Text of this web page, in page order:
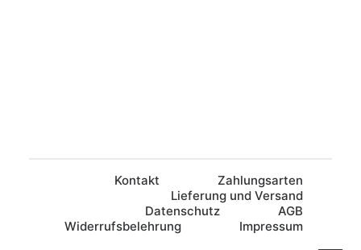
Kontakt
Zahlungsarten
Lieferung und Versand
Datenschutz
AGB
Widerrufsbelehrung
Impressum